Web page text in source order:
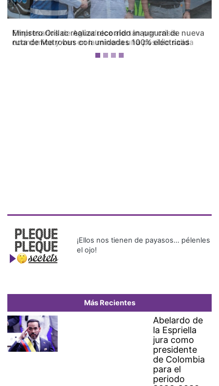
Empresarios de Aguadulce alertan por crisis
económica y ven en la minería una posible salida
¡Ellos nos tienen de payasos… pélenles
el ojo!
Más Recientes
Abelardo de
la Espriella
jura como
presidente
de Colombia
para el
periodo